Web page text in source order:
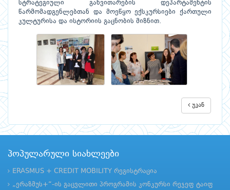
სტრატეგიული განვითარების დეპარტამენტის
წარმომადგენლებთან და მოეწყო ექსკურსიები ქართული
კულტურისა და ისტორიის გაცნობის მიზნით.
უკან
პოპულარული სიახლეები
ERASMUS + CREDIT MOBILITY რეგისტრაცია
„ერაზმუს+“-ის გაცვლითი პროგრამის კონკურსი რეჯეფ ტაიფ